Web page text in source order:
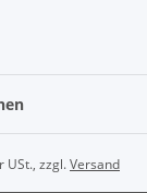
USt., zzgl.Versand